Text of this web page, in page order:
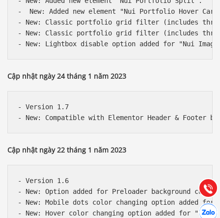
-  New: Added new element "Nui Portfolio Hover
- New: Classic portfolio grid filter (includes
- New: Classic portfolio grid filter (includes
Cập nhật ngày 24 tháng 1 năm 2023
- Version 1.7
Cập nhật ngày 22 tháng 1 năm 2023
- Version 1.6
- New: Option added for Preloader background color.
- New: Mobile dots color changing option added for
Gọi
Hướng dẫn & Hỗ trợ:
(028) 22.166.144
Chát
Hợp tác